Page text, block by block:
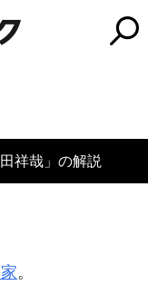
祥哉」の解説
。